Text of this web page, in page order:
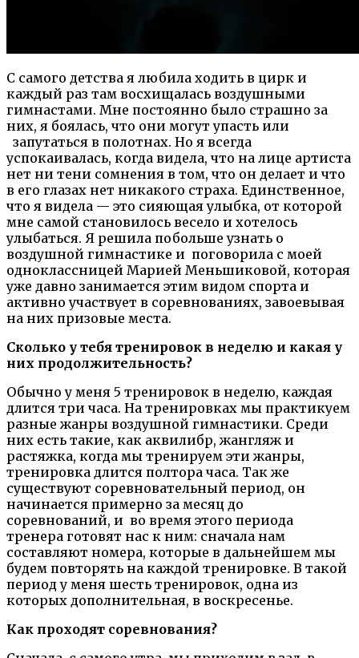
С самого детства я любила ходить в цирк и
каждый раз там восхищалась воздушными
гимнастами. Мне постоянно было страшно за
них, я боялась, что они могут упасть или
запутаться в полотнах. Но я всегда
успокаивалась, когда видела, что на лице артиста
нет ни тени сомнения в том, что он делает и что
в его глазах нет никакого страха. Единственное,
что я видела — это сияющая улыбка, от которой
мне самой становилось весело и хотелось
улыбаться. Я решила побольше узнать о
воздушной гимнастике и поговорила с моей
одноклассницей Марией Меньшиковой, которая
уже давно занимается этим видом спорта и
активно участвует в соревнованиях, завоевывая
на них призовые места.
Сколько у тебя тренировок в неделю и какая у
них продолжительность?
Обычно у меня 5 тренировок в неделю, каждая
длится три часа. На тренировках мы практикуем
разные жанры воздушной гимнастики. Среди
них есть такие, как аквилибр, жангляж и
растяжка, когда мы тренируем эти жанры,
тренировка длится полтора часа. Так же
существуют соревновательный период, он
начинается примерно за месяц до
соревнований, и во время этого периода
тренера готовят нас к ним: сначала нам
составляют номера, которые в дальнейшем мы
будем повторять на каждой тренировке. В такой
период у меня шесть тренировок, одна из
которых дополнительная, в воскресенье.
Как проходят соревнования?